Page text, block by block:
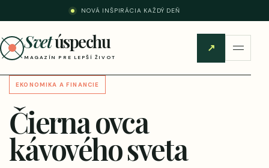
NOVÁ INŠPIRÁCIA KAŽDÝ DEŇ
Svetúspechu
MAGAZÍN PRE LEPŠÍ ŽIVOT
↗
EKONOMIKA A FINANCIE
Čierna ovca
kávového sveta